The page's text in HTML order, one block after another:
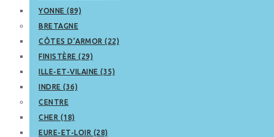
YONNE (89)
BRETAGNE
CÔTES D’ARMOR (22)
FINISTÈRE (29)
ILLE-ET-VILAINE (35)
INDRE (36)
CENTRE
CHER (18)
EURE-ET-LOIR (28)